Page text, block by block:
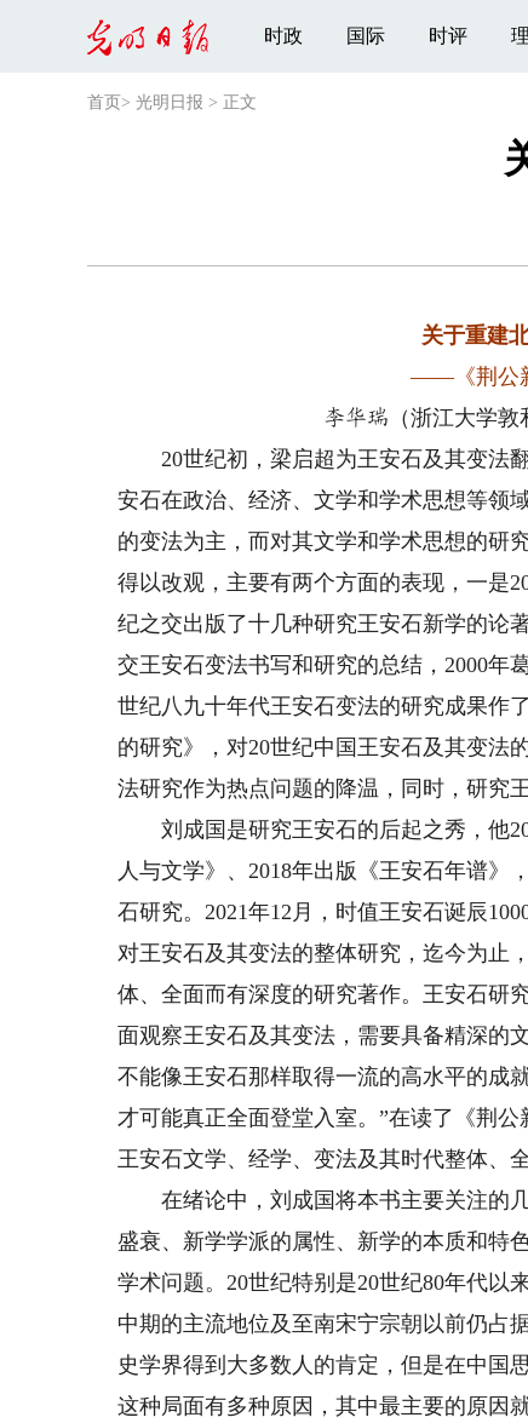
时政 国际 时评
首页 > 光明日报 > 正文
关于重建
——《荆公
李华瑞
（浙江大学
20世纪初，梁启超为王安石及其变法翻
安石在政治、经济、文学和学术思想等领
的变法为主，而对其文学和学术思想的研
得以改观，主要有两个方面的表现，一是
纪之交出版了十几种研究王安石新学的论
交王安石变法书写和研究的总结，2000年
世纪八九十年代王安石变法的研究成果作
的研究》，对20世纪中国王安石及其变法
法研究作为热点问题的降温，同时，研究
刘成国是研究王安石的后起之秀，他
人与文学》、2018年出版《王安石年谱》
石研究。2021年12月，时值王安石诞辰
对王安石及其变法的整体研究，迄今为止
体、全面而有深度的研究著作。王安石研
面观察王安石及其变法，需要具备精深的
不能像王安石那样取得一流的高水平的成
才可能真正全面登堂入室。”在读了《荆
王安石文学、经学、变法及其时代整体、
在绪论中，刘成国将本书主要关注的几
盛衰、新学学派的属性、新学的本质和特
学术问题。20世纪特别是20世纪80年代以
中期的主流地位及至南宋宁宗朝以前仍占
史学界得到大多数人的肯定，但是在中国
这种局面有多种原因，其中最主要的原因